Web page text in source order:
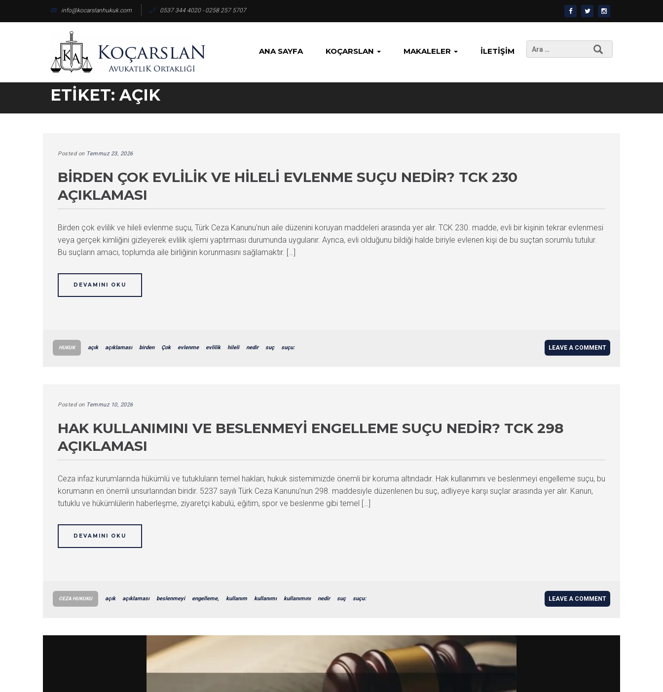
info@kocarslanhukuk.com 0537 344 4020 - 0258 257 5707
ANA SAYFA KOÇARSLAN MAKALELER İLETIŞIM
Arama:
ETIKET: AÇIK
Posted on Temmuz 23, 2026
BIRDEN ÇOK EVLILIK VE HILELI EVLENME SUÇU NEDIR? TCK 230
AÇIKLAMASI
Birden çok evlilik ve hileli evlenme suçu, Türk Ceza Kanunu’nun aile düzenini koruyan maddeleri arasında yer alır. TCK 230. madde, evli bir kişinin tekrar evlenmesi
veya gerçek kimliğini gizleyerek evlilik işlemi yaptırması durumunda uygulanır. Ayrıca, evli olduğunu bildiği halde biriyle evlenen kişi de bu suçtan sorumlu tutulur.
Bu suçların amacı, toplumda aile birliğinin korunmasını sağlamaktır. […]
DEVAMINI OKU
HUKUK açık açıklaması birden Çok evlenme evlilik hileli nedir suç suçu: LEAVE A COMMENT
Posted on Temmuz 10, 2026
HAK KULLANIMINI VE BESLENMEYI ENGELLEME SUÇU NEDIR? TCK 298
AÇIKLAMASI
Ceza infaz kurumlarında hükümlü ve tutukluların temel hakları, hukuk sistemimizde önemli bir koruma altındadır. Hak kullanımını ve beslenmeyi engelleme suçu, bu
korumanın en önemli unsurlarından biridir. 5237 sayılı Türk Ceza Kanunu’nun 298. maddesiyle düzenlenen bu suç, adliyeye karşı suçlar arasında yer alır. Kanun,
tutuklu ve hükümlülerin haberleşme, ziyaretçi kabulü, eğitim, spor ve beslenme gibi temel […]
DEVAMINI OKU
CEZA HUKUKU açık açıklaması beslenmeyi engelleme, kullanım kullanımı kullanımını nedir suç suçu: LEAVE A COMMENT